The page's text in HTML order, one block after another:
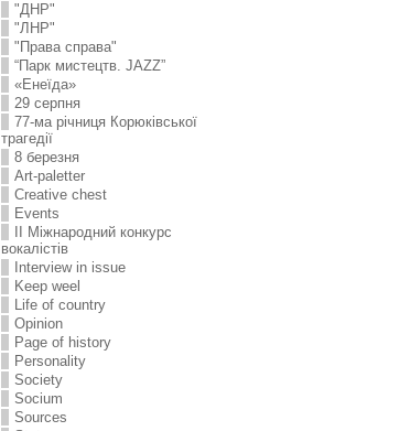
"ДНР"
"ЛНР"
"Права справа"
“Парк мистецтв. JAZZ”
«Енеїда»
29 серпня
77-ма річниця Корюківської
трагедії
8 березня
Art-paletter
Creative chest
Events
II Міжнародний конкурс
вокалістів
Interview in issue
Keep weel
Life of country
Opinion
Page of history
Personality
Society
Socium
Sources